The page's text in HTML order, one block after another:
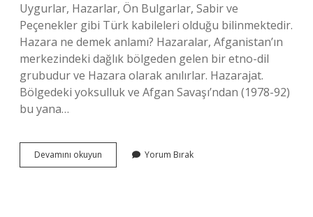
Uygurlar, Hazarlar, Ön Bulgarlar, Sabir ve
Peçenekler gibi Türk kabileleri olduğu bilinmektedir.
Hazara ne demek anlamı? Hazaralar, Afganistan’ın
merkezindeki dağlık bölgeden gelen bir etno-dil
grubudur ve Hazara olarak anılırlar. Hazarajat.
Bölgedeki yoksulluk ve Afgan Savaşı’ndan (1978-92)
bu yana…
Devamını okuyun
Soykırımı
Yorum Bırak